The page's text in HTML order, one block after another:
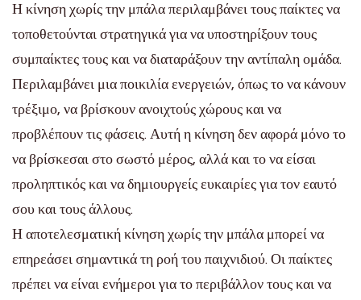
Η κίνηση χωρίς την μπάλα περιλαμβάνει τους παίκτες να
τοποθετούνται στρατηγικά για να υποστηρίξουν τους
συμπαίκτες τους και να διαταράξουν την αντίπαλη ομάδα.
Περιλαμβάνει μια ποικιλία ενεργειών, όπως το να κάνουν
τρέξιμο, να βρίσκουν ανοιχτούς χώρους και να
προβλέπουν τις φάσεις. Αυτή η κίνηση δεν αφορά μόνο το
να βρίσκεσαι στο σωστό μέρος, αλλά και το να είσαι
προληπτικός και να δημιουργείς ευκαιρίες για τον εαυτό
σου και τους άλλους.
Η αποτελεσματική κίνηση χωρίς την μπάλα μπορεί να
επηρεάσει σημαντικά τη ροή του παιχνιδιού. Οι παίκτες
πρέπει να είναι ενήμεροι για το περιβάλλον τους και να